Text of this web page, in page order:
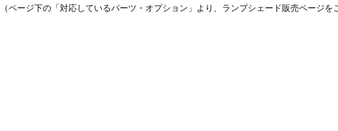
（ページ下の「対応しているパーツ・オプション」より、ランプシェード販売ページを